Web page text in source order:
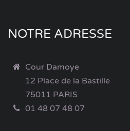
NOTRE ADRESSE
Cour Damoye
12 Place de la Bastille
75011 PARIS
01 48 07 48 07